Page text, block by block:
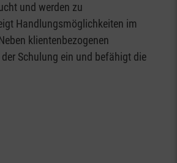
und werden zu
Handlungsmöglichkeiten im
Schulung ein und befähigt die